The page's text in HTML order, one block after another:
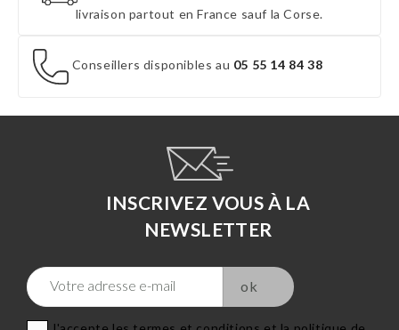
livraison partout en France sauf la Corse.
Conseillers disponibles au 05 55 14 84 38
INSCRIVEZ VOUS À LA
NEWSLETTER